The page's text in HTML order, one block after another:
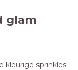
glam
kleurige sprinkles.